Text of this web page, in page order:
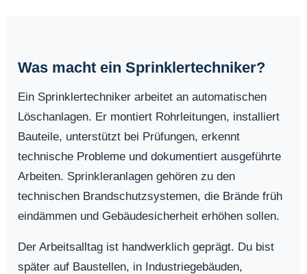
Was macht ein Sprinklertechniker?
Ein Sprinklertechniker arbeitet an automatischen
Löschanlagen. Er montiert Rohrleitungen, installiert
Bauteile, unterstützt bei Prüfungen, erkennt
technische Probleme und dokumentiert ausgeführte
Arbeiten. Sprinkleranlagen gehören zu den
technischen Brandschutzsystemen, die Brände früh
eindämmen und Gebäudesicherheit erhöhen sollen.
Der Arbeitsalltag ist handwerklich geprägt. Du bist
später auf Baustellen, in Industriegebäuden,